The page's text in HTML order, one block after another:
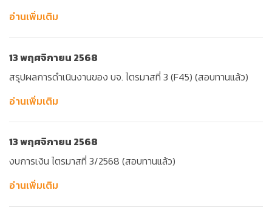
อ่านเพิ่มเติม
13 พฤศจิกายน 2568
สรุปผลการดำเนินงานของ บจ. ไตรมาสที่ 3 (F45) (สอบทานแล้ว)
อ่านเพิ่มเติม
13 พฤศจิกายน 2568
งบการเงิน ไตรมาสที่ 3/2568 (สอบทานแล้ว)
อ่านเพิ่มเติม